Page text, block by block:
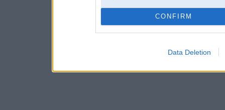
CONFIRM
Data Deletion